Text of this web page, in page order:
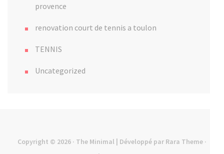
provence
renovation court de tennis a toulon
TENNIS
Uncategorized
Copyright © 2026 · The Minimal | Développé par Rara Theme ·